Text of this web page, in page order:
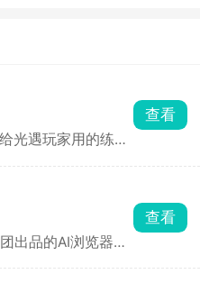
光遇玩家用的练琴
直观，不管是新手
适用，是光遇弹琴
，能大幅提升练琴
查看
出品的AI浏览器，
查看